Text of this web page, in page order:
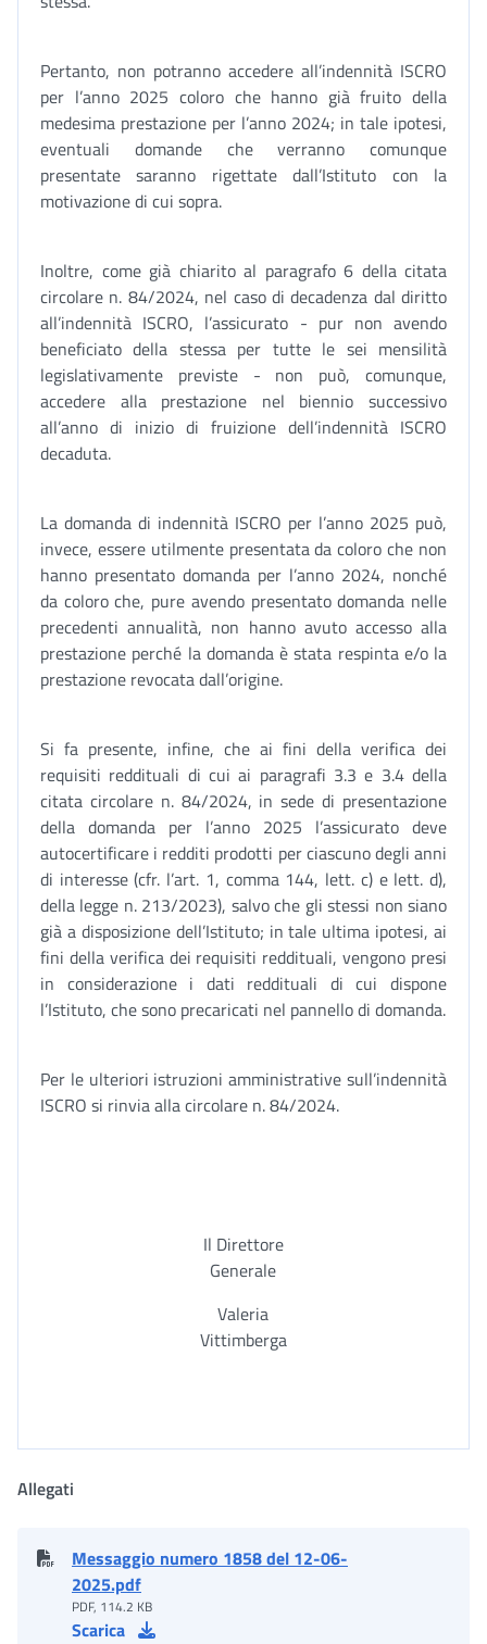
Pertanto, non potranno accedere all’indennità ISCRO
per l’anno 2025 coloro che hanno già fruito della
medesima prestazione per l’anno 2024; in tale ipotesi,
eventuali domande che verranno comunque
presentate saranno rigettate dall’Istituto con la
motivazione di cui sopra.
Inoltre, come già chiarito al paragrafo 6 della citata
circolare n. 84/2024, nel caso di decadenza dal diritto
all’indennità ISCRO, l’assicurato - pur non avendo
beneficiato della stessa per tutte le sei mensilità
legislativamente previste - non può, comunque,
accedere alla prestazione nel biennio successivo
all’anno di inizio di fruizione dell’indennità ISCRO
decaduta.
La domanda di indennità ISCRO per l’anno 2025 può,
invece, essere utilmente presentata da coloro che non
hanno presentato domanda per l’anno 2024, nonché
da coloro che, pure avendo presentato domanda nelle
precedenti annualità, non hanno avuto accesso alla
prestazione perché la domanda è stata respinta e/o la
prestazione revocata dall’origine.
Si fa presente, infine, che ai fini della verifica dei
requisiti reddituali di cui ai paragrafi 3.3 e 3.4 della
citata circolare n. 84/2024, in sede di presentazione
della domanda per l’anno 2025 l’assicurato deve
autocertificare i redditi prodotti per ciascuno degli anni
di interesse (cfr. l’art. 1, comma 144, lett. c) e lett. d),
della legge n. 213/2023), salvo che gli stessi non siano
già a disposizione dell’Istituto; in tale ultima ipotesi, ai
fini della verifica dei requisiti reddituali, vengono presi
in considerazione i dati reddituali di cui dispone
l’Istituto, che sono precaricati nel pannello di domanda.
Per le ulteriori istruzioni amministrative sull’indennità
ISCRO si rinvia alla circolare n. 84/2024.
Il Direttore
Generale
Valeria
Vittimberga
Allegati
Messaggio numero 1858 del 12-06-
2025.pdf
PDF, 114.2 KB
Scarica